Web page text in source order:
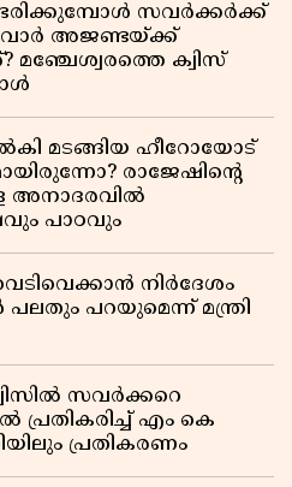
ഭരിക്കുമ്പോൾ സവർക്കർക്ക്
അജണ്ടയ്ക്ക്
മഞ്ചേശ്വരത്തെ ക്വിസ്
മടങ്ങിയ ഹീറോയോട്
രാജേഷിൻ്റെ
അനാദരവിൽ
പാഠവും
നിർദേശം
പലതും പറയുമെന്ന് മന്ത്രി
സവർക്കറെ
എം കെ
പ്രതികരണം